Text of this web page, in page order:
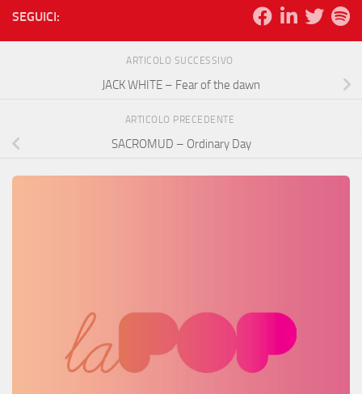
SEGUICI:
ARTICOLO SUCCESSIVO
JACK WHITE – Fear of the dawn
ARTICOLO PRECEDENTE
SACROMUD – Ordinary Day